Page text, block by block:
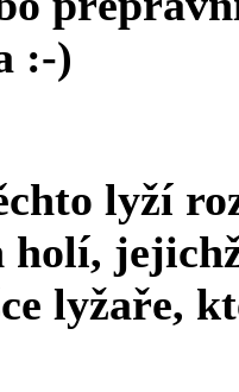
:-)
lyží
holí,
lyžaře,